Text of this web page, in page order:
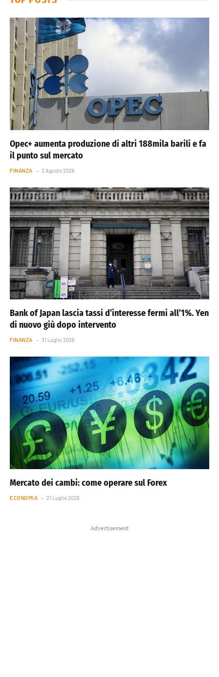
Opec+ aumenta produzione di altri 188mila barili e fa
il punto sul mercato
FINANZA 3 Agosto 2026
Bank of Japan lascia tassi d’interesse fermi all’1%. Yen
di nuovo giù dopo intervento
FINANZA 31 Luglio 2026
Mercato dei cambi: come operare sul Forex
ECONOMIA 21 Luglio 2026
Advertisement